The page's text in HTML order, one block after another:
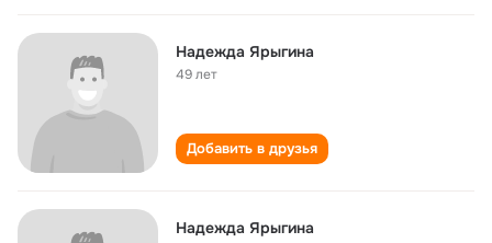
Надежда Ярыгина
49 лет
Добавить в друзья
Надежда Ярыгина